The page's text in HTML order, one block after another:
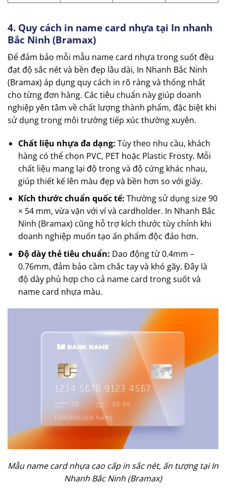
4. Quy cách in name card nhựa tại In nhanh
Bắc Ninh (Bramax)
Để đảm bảo mỗi mẫu name card nhựa trong suốt đều
đạt độ sắc nét và bền đẹp lâu dài, In Nhanh Bắc Ninh
(Bramax) áp dụng quy cách in rõ ràng và thống nhất
cho từng đơn hàng. Các tiêu chuẩn này giúp doanh
nghiệp yên tâm về chất lượng thành phẩm, đặc biệt khi
sử dụng trong môi trường tiếp xúc thường xuyên.
Chất liệu nhựa đa dạng: Tùy theo nhu cầu, khách
hàng có thể chọn PVC, PET hoặc Plastic Frosty. Mỗi
chất liệu mang lại độ trong và độ cứng khác nhau,
giúp thiết kế lên màu đẹp và bền hơn so với giấy.
Kích thước chuẩn quốc tế: Thường sử dụng size 90
× 54 mm, vừa vặn với ví và cardholder. In Nhanh Bắc
Ninh (Bramax) cũng hỗ trợ kích thước tùy chỉnh khi
doanh nghiệp muốn tạo ấn phẩm độc đáo hơn.
Độ dày thẻ tiêu chuẩn: Dao động từ 0.4mm –
0.76mm, đảm bảo cầm chắc tay và khó gãy. Đây là
độ dày phù hợp cho cả name card trong suốt và
name card nhựa màu.
Mẫu name card nhựa cao cấp in sắc nét, ấn tượng tại In
Nhanh Bắc Ninh (Bramax)